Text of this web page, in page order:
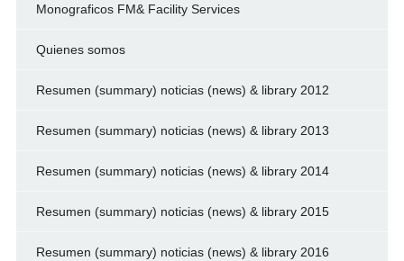
Monograficos FM& Facility Services
Quienes somos
Resumen (summary) noticias (news) & library 2012
Resumen (summary) noticias (news) & library 2013
Resumen (summary) noticias (news) & library 2014
Resumen (summary) noticias (news) & library 2015
Resumen (summary) noticias (news) & library 2016